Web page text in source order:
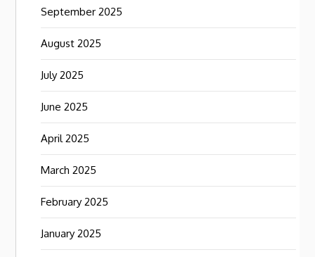
September 2025
August 2025
July 2025
June 2025
April 2025
March 2025
February 2025
January 2025